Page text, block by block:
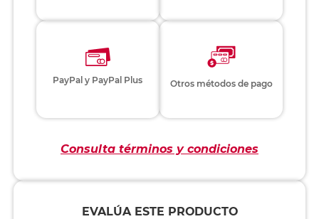
PayPal y PayPal Plus Otros métodos de pago
Consulta términos y condiciones
EVALÚA ESTE PRODUCTO